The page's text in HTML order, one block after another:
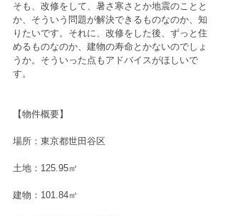
そも、改修をして、暑さ寒さとか地震のことと
か、そういう問題が解決できるものなのか、知
りたいです。それに、改修をした後、ずっと住
めるものなのか、建物の寿命とかないのでしょ
うか。そういった点もアドバイスがほしいで
す。
【物件概要】
場所：東京都世田谷区
土地：125.95㎡
建物：101.84㎡